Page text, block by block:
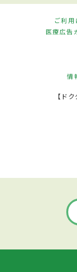
ご利用
医療広告
情
【ド